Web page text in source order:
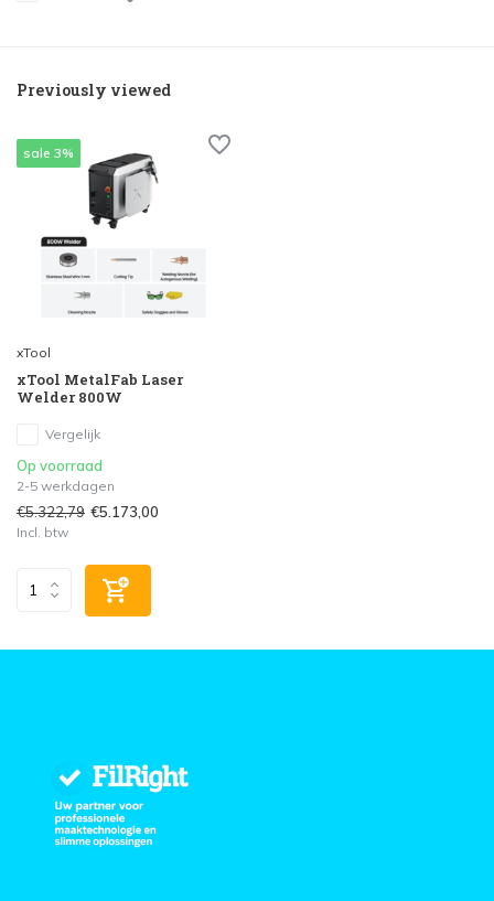
Previously viewed
sale 3%
xTool
xTool MetalFab Laser
Welder 800W
Vergelijk
Op voorraad
2-5 werkdagen
€5.322,79 €5.173,00
Incl. btw